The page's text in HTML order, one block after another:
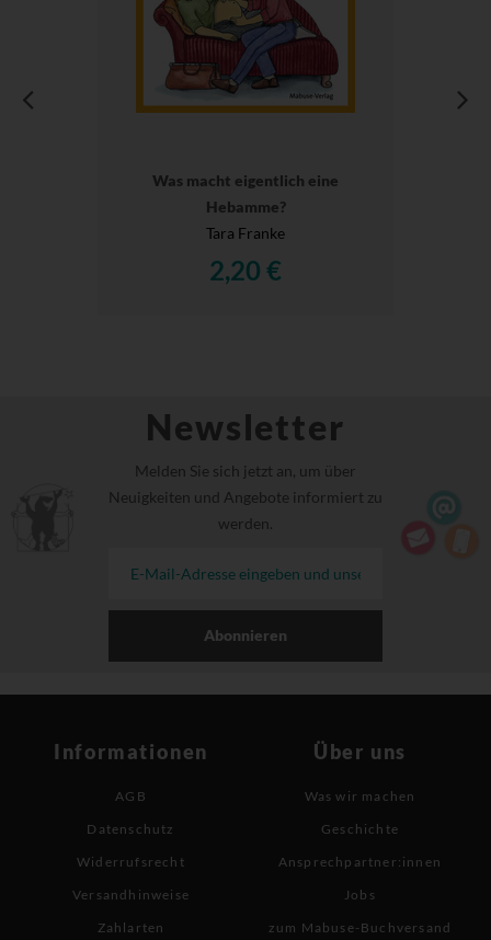
Was macht eigentlich eine
Hebamme?
Tara Franke
2,20 €
Newsletter
Melden Sie sich jetzt an, um über
Neuigkeiten und Angebote informiert zu
werden.
Abonnieren
Informationen
AGB
Datenschutz
Widerrufsrecht
Versandhinweise
Zahlarten
Über uns
Was wir machen
Geschichte
Ansprechpartner:innen
Jobs
zum Mabuse-Buchversand